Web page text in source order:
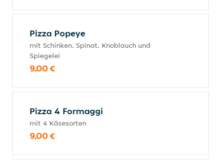
Pizza Popeye
mit Schinken, Spinat, Knoblauch und
Spiegelei
9,00 €
Pizza 4 Formaggi
mit 4 Käsesorten
9,00 €